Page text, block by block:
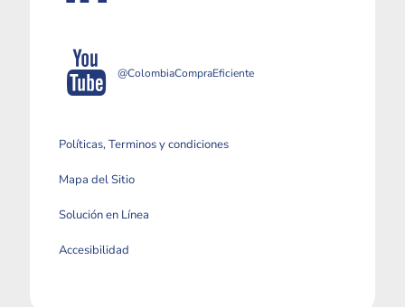
@ColombiaCompraEficiente
Políticas, Terminos y condiciones
Mapa del Sitio
Solución en Línea
Accesibilidad